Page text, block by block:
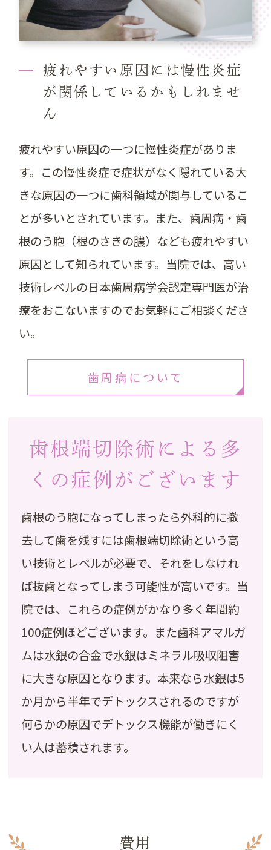
疲れやすい原因には慢性炎症
が関係しているかもしれませ
ん
疲れやすい原因の一つに慢性炎症がありま
す。この慢性炎症で症状がなく隠れている大
きな原因の一つに歯科領域が関与しているこ
とが多いとされています。また、歯周病・歯
根のう胞（根のさきの膿）なども疲れやすい
原因として知られています。当院では、高い
技術レベルの日本歯周病学会認定専門医が治
療をおこないますのでお気軽にご相談くださ
い。
歯周病について
歯根端切除術による多
くの症例がございます
歯根のう胞になってしまったら外科的に撤
去して歯を残すには歯根端切除術という高
い技術とレベルが必要で、それをしなけれ
ば抜歯となってしまう可能性が高いです。当
院では、これらの症例がかなり多く年間約
100症例ほどございます。また歯科アマルガ
ムは水銀の合金で水銀はミネラル吸収阻害
に大きな原因となります。本来なら水銀は5
か月から半年でデトックスされるのですが
何らかの原因でデトックス機能が働きにく
い人は蓄積されます。
費用